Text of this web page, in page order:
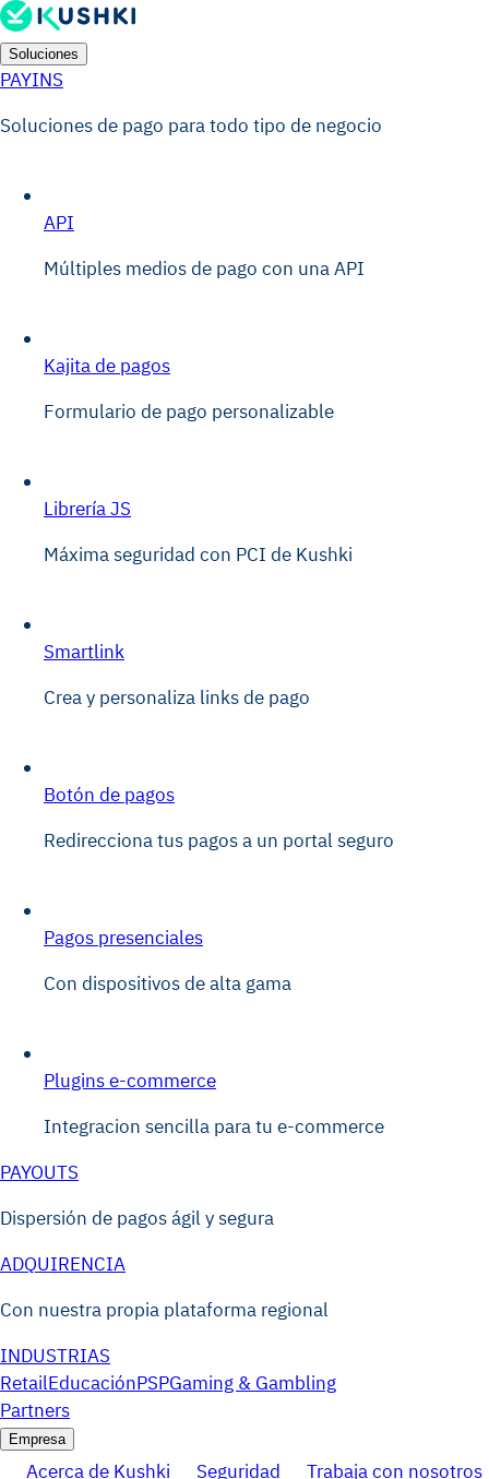
Soluciones
PAYINS
Soluciones de pago para todo tipo de negocio
API
Múltiples medios de pago con una API
Kajita de pagos
Formulario de pago personalizable
Librería JS
Máxima seguridad con PCI de Kushki
Smartlink
Crea y personaliza links de pago
Botón de pagos
Redirecciona tus pagos a un portal seguro
Pagos presenciales
Con dispositivos de alta gama
Plugins e-commerce
Integracion sencilla para tu e-commerce
PAYOUTS
Dispersión de pagos ágil y segura
ADQUIRENCIA
Con nuestra propia plataforma regional
INDUSTRIAS
RetailEducaciónPSPGaming & Gambling
Partners
Empresa
Acerca de Kushki Seguridad
Trabaja con nosotros